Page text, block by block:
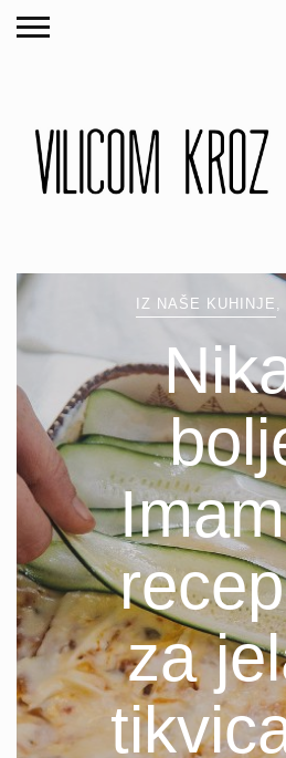
IZ NAŠE KUHINJE
za